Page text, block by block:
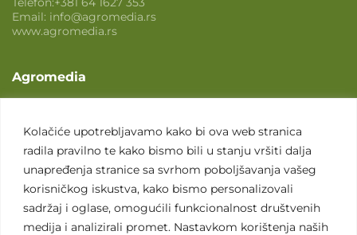
Kolačiće upotrebljavamo kako bi ova web stranica
radila pravilno te kako bismo bili u stanju vršiti dalja
unapređenja stranice sa svrhom poboljšavanja vašeg
korisničkog iskustva, kako bismo personalizovali
sadržaj i oglase, omogućili funkcionalnost društvenih
medija i analizirali promet. Nastavkom korištenja naših
Email: info@agromedia.rs
www.agromedia.rs
Agromedia
Svet poljoprivrede
Marketing usluge
Tražimo saradnike
Kontakt